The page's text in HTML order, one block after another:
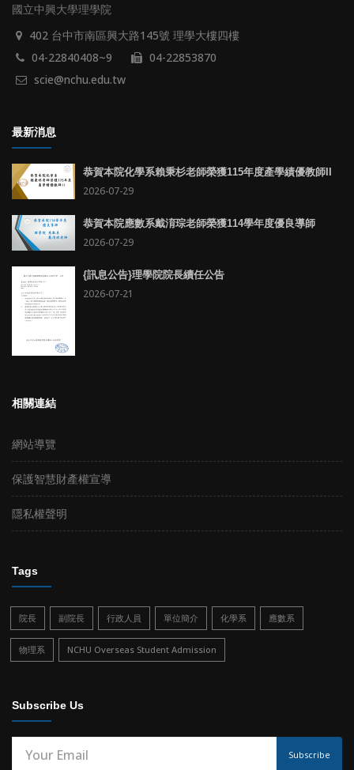
國立中興大學理學院
402 台中市南區興大路145號 理學大樓四樓
04-22840408~9
04-22853870
scie@nchu.edu.tw
最新消息
恭賀本院化學系賴秉杉老師榮獲115年度產學績優教師II
2026-07-29
恭賀本院應數系戴淯琮老師榮獲114學年度優良導師
2026-07-29
{訊息公告}理學院院長續任公告
2026-07-21
相關連結
網站導覽
保護智慧財產權宣導
隱私權聲明
Tags
院長 副院長 行政人員 單位簡介 化學系 應數系
物理系 NCHU Overseas Student Admission
Subscribe Us
Subscribe